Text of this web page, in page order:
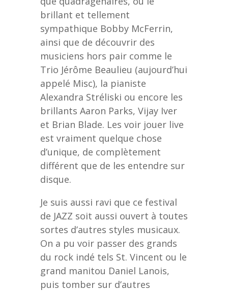
brillant et tellement
sympathique Bobby McFerrin,
ainsi que de découvrir des
musiciens hors pair comme le
Trio Jérôme Beaulieu (aujourd’hui
appelé Misc), la pianiste
Alexandra Stréliski ou encore les
brillants Aaron Parks, Vijay Iver
et Brian Blade. Les voir jouer live
est vraiment quelque chose
d’unique, de complètement
différent que de les entendre sur
disque.
Je suis aussi ravi que ce festival
de JAZZ soit aussi ouvert à toutes
sortes d’autres styles musicaux.
On a pu voir passer des grands
du rock indé tels St. Vincent ou le
grand manitou Daniel Lanois,
puis tomber sur d’autres